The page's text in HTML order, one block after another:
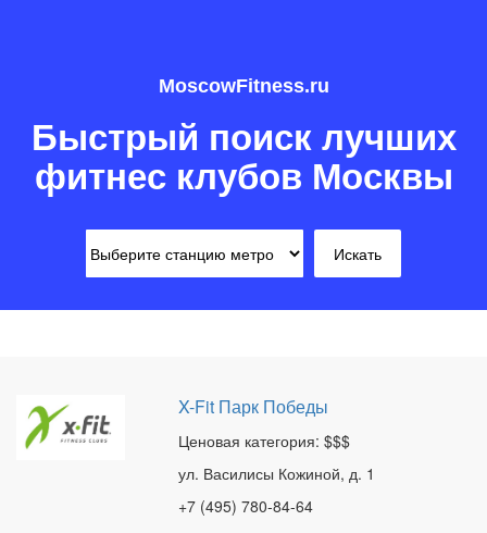
MoscowFitness.ru
Быстрый поиск лучших
фитнес клубов Москвы
X-Fit Парк Победы
Ценовая категория: $$$
ул. Василисы Кожиной, д. 1
+7 (495) 780-84-64